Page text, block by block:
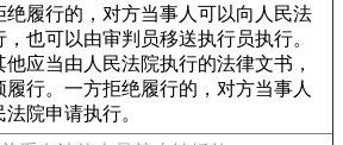
绝履行的，对方当事人可以向人民法
，也可以由审判员移送执行员执行。
应当由人民法院执行的法律文书，
履行。一方拒绝履行的，对方当事人
院申请执行。